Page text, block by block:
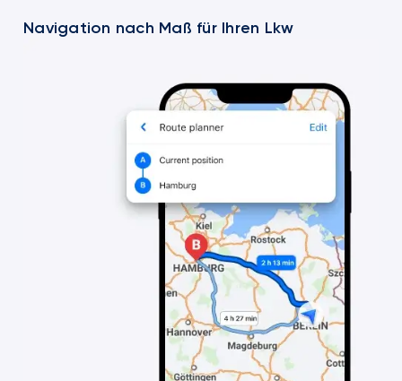
Navigation nach Maß für Ihren Lkw